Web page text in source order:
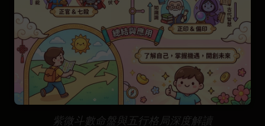
紫微斗數命盤與五行格局深度解讀